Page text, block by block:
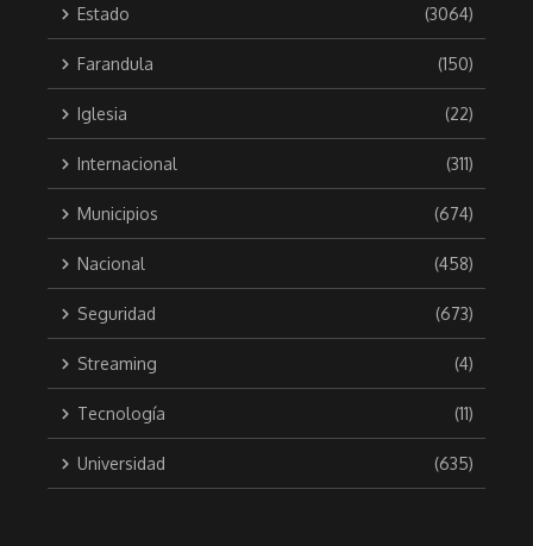
Estado (3064)
Farandula (150)
Iglesia (22)
Internacional (311)
Municipios (674)
Nacional (458)
Seguridad (673)
Streaming (4)
Tecnología (11)
Universidad (635)